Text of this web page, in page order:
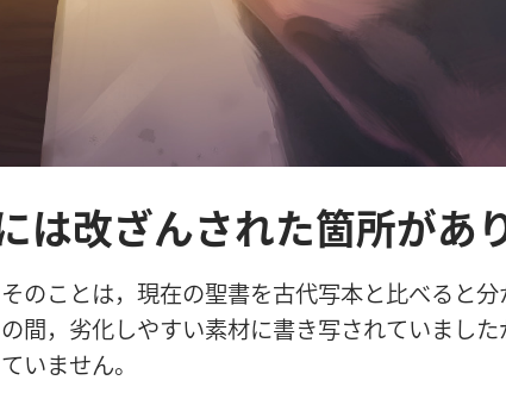
は改ざんされた箇所があ
のことは， 現在の聖書を古代写本と比べると分
間， 劣化しやすい素材に書き写されていました
いません。